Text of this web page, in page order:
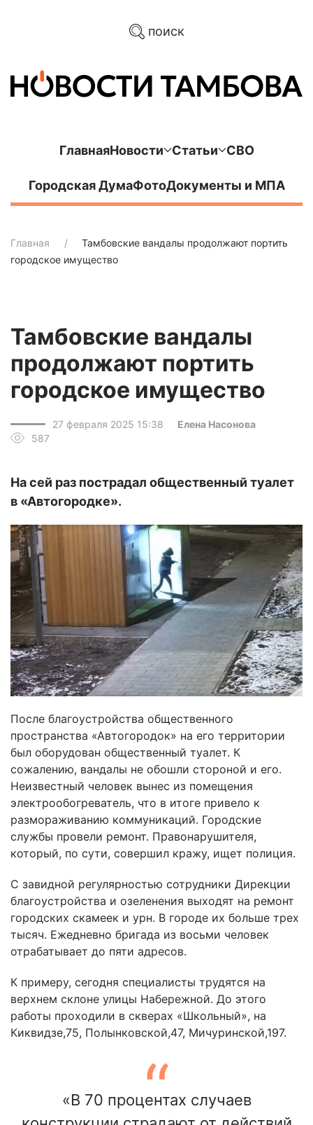
поиск
ГлавнаяНовости Статьи СВО
Городская ДумаФотоДокументы и МПА
Главная
Тамбовские вандалы продолжают портить
городское имущество
Тамбовские вандалы
продолжают портить
городское имущество
27 февраля 2025 15:38
Елена Насонова
587
На сей раз пострадал общественный туалет
в «Автогородке».
После благоустройства общественного
пространства «Автогородок» на его территории
был оборудован общественный туалет. К
сожалению, вандалы не обошли стороной и его.
Неизвестный человек вынес из помещения
электрообогреватель, что в итоге привело к
размораживанию коммуникаций. Городские
службы провели ремонт. Правонарушителя,
который, по сути, совершил кражу, ищет полиция.
С завидной регулярностью сотрудники Дирекции
благоустройства и озеленения выходят на ремонт
городских скамеек и урн. В городе их больше трех
тысяч. Ежедневно бригада из восьми человек
отрабатывает до пяти адресов.
К примеру, сегодня специалисты трудятся на
верхнем склоне улицы Набережной. До этого
работы проходили в скверах «Школьный», на
Киквидзе,75, Полынковской,47, Мичуринской,197.
«В 70 процентах случаев